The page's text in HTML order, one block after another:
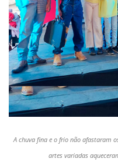
A chuva fina e o frio não afastaram
artes variadas